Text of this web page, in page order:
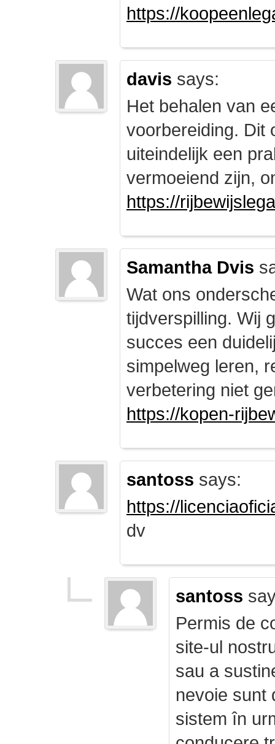
https://
davis says:
Het behalen van
voorbereiding. Dit
uiteindelijk een
vermoeiend zijn,
https://
Samantha Dvis
Wat ons
tijdverspilling. Wij
succes een
simpelweg leren,
verbetering niet
https://kopen-
santoss says:
https://
dv
santoss
Permis de
site-ul
sau a
nevoie sunt
sistem în